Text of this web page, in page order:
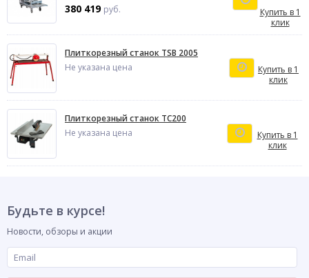
380 419 руб.
Купить в 1
клик
Плиткорезный станок TSB 2005
Не указана цена
Купить в 1
клик
Плиткорезный станок TC200
Не указана цена
Купить в 1
клик
Будьте в курсе!
Новости, обзоры и акции